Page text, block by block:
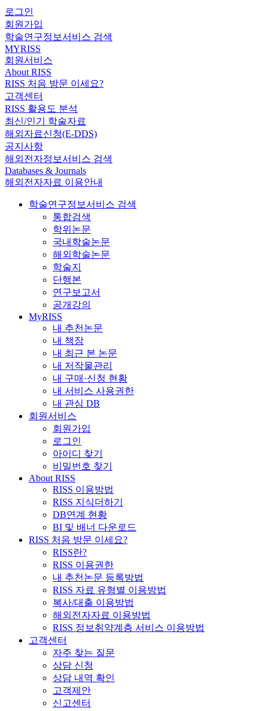
로그인
회원가입
학술연구정보서비스 검색
MYRISS
회원서비스
About RISS
RISS 처음 방문 이세요?
고객센터
RISS 활용도 분석
최신/인기 학술자료
해외자료신청(E-DDS)
공지사항
해외전자정보서비스 검색
Databases & Journals
해외전자자료 이용안내
학술연구정보서비스 검색
통합검색
학위논문
국내학술논문
해외학술논문
학술지
단행본
연구보고서
공개강의
MyRISS
내 추천논문
내 책장
내 최근 본 논문
내 저작물관리
내 구매·신청 현황
내 서비스 사용권한
내 관심 DB
회원서비스
회원가입
로그인
아이디 찾기
비밀번호 찾기
About RISS
RISS 이용방법
RISS 지식더하기
DB연계 현황
BI 및 배너 다운로드
RISS 처음 방문 이세요?
RISS란?
RISS 이용권한
내 추천논문 등록방법
RISS 자료 유형별 이용방법
복사/대출 이용방법
해외전자자료 이용방법
RISS 정보취약계층 서비스 이용방법
고객센터
자주 찾는 질문
상담 신청
상담 내역 확인
고객제안
신고센터